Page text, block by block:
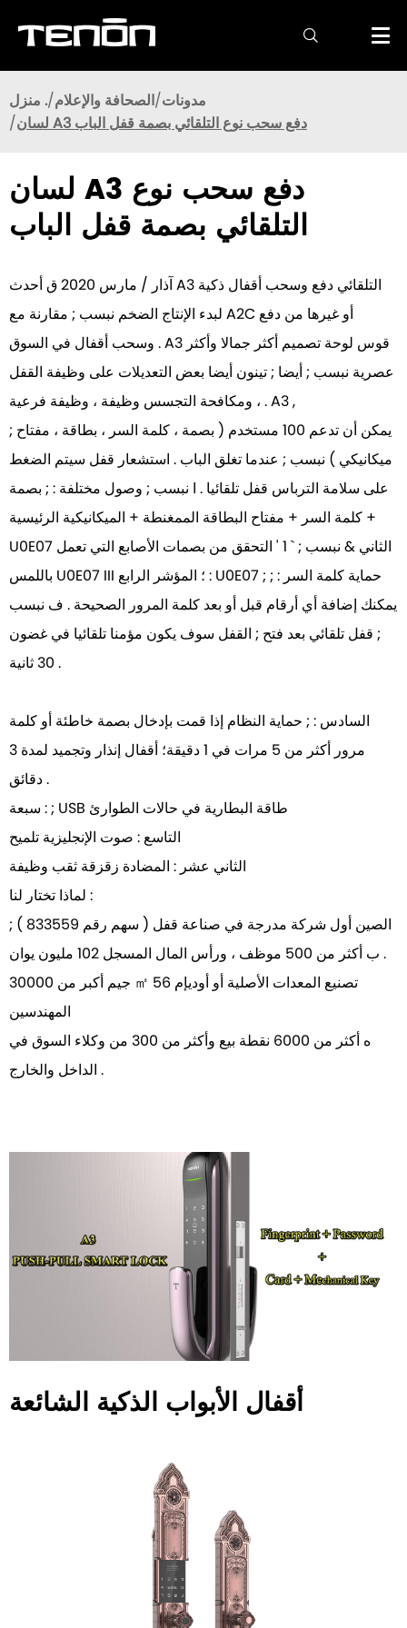

منزل . الصحافة والإعلام مدونات
لسان A3 دفع سحب نوع التلقائي بصمة قفل الباب
لسان A3 دفع سحب نوع
التلقائي بصمة قفل الباب
آذار / مارس 2020 ق أحدث A3 التلقائي دفع وسحب أقفال ذكية
لبدء الإنتاج الضخم نبسب ; مقارنة مع A2C أو غيرها من دفع
وسحب أقفال في السوق . A3 قوس لوحة تصميم أكثر جمالا وأكثر
عصرية نبسب ; أيضا ; تينون أيضا بعض التعديلات على وظيفة القفل
، ومكافحة التجسس وظيفة ، وظيفة فرعية . A3 ,
; يمكن أن تدعم 100 مستخدم ( بصمة ، كلمة السر ، بطاقة ، مفتاح
ميكانيكي ) نبسب ; عندما تغلق الباب . استشعار قفل سيتم الضغط
على سلامة الترباس قفل تلقائيا . ا نبسب ; وصول مختلفة : ; بصمة
+ كلمة السر + مفتاح البطاقة الممغنطة + الميكانيكية الرئيسية
U0E07 الثاني & نبسب ; ` 1 ' التحقق من بصمات الأصابع التي تعمل
باللمس U0E07 III ؛ المؤشر الرابع : U0E07 ; حماية كلمة السر : ;
يمكنك إضافة أي أرقام قبل أو بعد كلمة المرور الصحيحة . ف نبسب
; قفل تلقائي بعد فتح ; القفل سوف يكون مؤمنا تلقائيا في غضون
30 ثانية .
السادس : ; حماية النظام إذا قمت بإدخال بصمة خاطئة أو كلمة
مرور أكثر من 5 مرات في 1 دقيقة؛ أقفال إنذار وتجميد لمدة 3
دقائق .
سبعة : ; USB طاقة البطارية في حالات الطوارئ
التاسع : صوت الإنجليزية تلميح
الثاني عشر : المضادة زقزقة ثقب وظيفة
لماذا تختار لنا :
; الصين أول شركة مدرجة في صناعة قفل ( سهم رقم 833559 )
ب أكثر من 500 موظف ، ورأس المال المسجل 102 مليون يوان .
جيم أكبر من 30000 ㎡ 56 تصنيع المعدات الأصلية أو أوديإم
المهندسين
ه أكثر من 6000 نقطة بيع وأكثر من 300 من وكلاء السوق في
الداخل والخارج .
أقفال الأبواب الذكية الشائعة